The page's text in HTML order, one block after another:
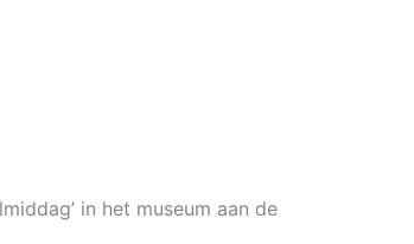
in het museum aan de